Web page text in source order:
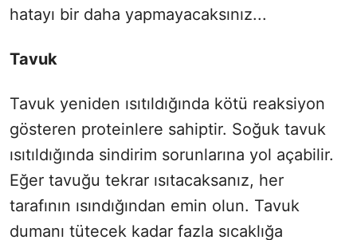
hatayı bir daha yapmayacaksınız...
Tavuk
Tavuk yeniden ısıtıldığında kötü reaksiyon
gösteren proteinlere sahiptir. Soğuk tavuk
ısıtıldığında sindirim sorunlarına yol açabilir.
Eğer tavuğu tekrar ısıtacaksanız, her
tarafının ısındığından emin olun. Tavuk
dumanı tütecek kadar fazla sıcaklığa